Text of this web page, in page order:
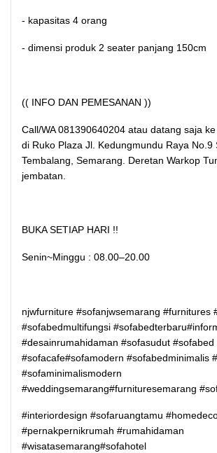
- kapasitas 4 orang
- dimensi produk 2 seater panjang 150cm
(( INFO DAN PEMESANAN ))
Call/WA 081390640204 atau datang saja
di Ruko Plaza Jl. Kedungmundu Raya No.9
Tembalang, Semarang. Deretan Warkop
jembatan.
BUKA SETIAP HARI !!
Senin~Minggu : 08.00–20.00
njwfurniture #sofanjwsemarang #furnitures
#sofabedmultifungsi
#desainrumahidaman #sofasudut #sofabed
#sofacafe#sofamodern #sofabedminimalis
#sofaminimalismodern
#weddingsemarang#furnituresemarang
#interiordesign #sofaruangtamu
#pernakpernikrumah #rumahidaman
#wisatasemarang#sofahotel